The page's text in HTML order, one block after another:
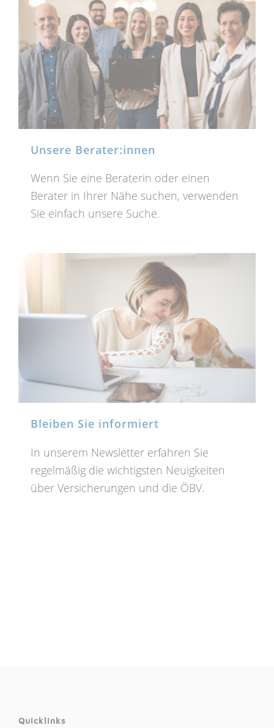
Unsere Berater:innen
Wenn Sie eine Beraterin oder einen
Berater in Ihrer Nähe suchen, verwenden
Sie einfach unsere Suche.
Bleiben Sie informiert
In unserem Newsletter erfahren Sie
regelmäßig die wichtigsten Neuigkeiten
über Versicherungen und die ÖBV.
Quicklinks